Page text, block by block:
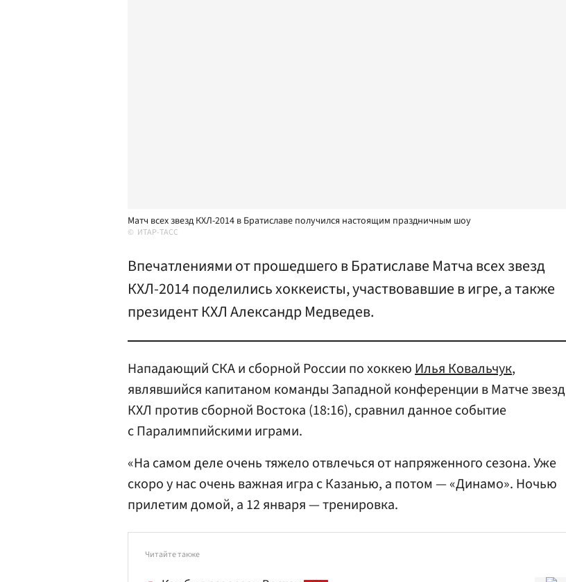
Матч всех звезд КХЛ-2014 в Братиславе получился настоящим праздничным шоу
ИТАР-ТАСС
Впечатлениями от прошедшего в Братиславе Матча всех звезд
КХЛ-2014 поделились хоккеисты, участвовавшие в игре, а также
президент КХЛ Александр Медведев.
Нападающий СКА и сборной России по хоккеюИлья Ковальчук,
являвшийся капитаном команды Западной конференции в Матче звезд
КХЛ против сборной Востока (18:16), сравнил данное событие
с Паралимпийскими играми.
«На самом деле очень тяжело отвлечься от напряженного сезона. Уже
скоро у нас очень важная игра с Казанью, а потом — «Динамо». Ночью
прилетим домой, а 12 января — тренировка.
Читайте также